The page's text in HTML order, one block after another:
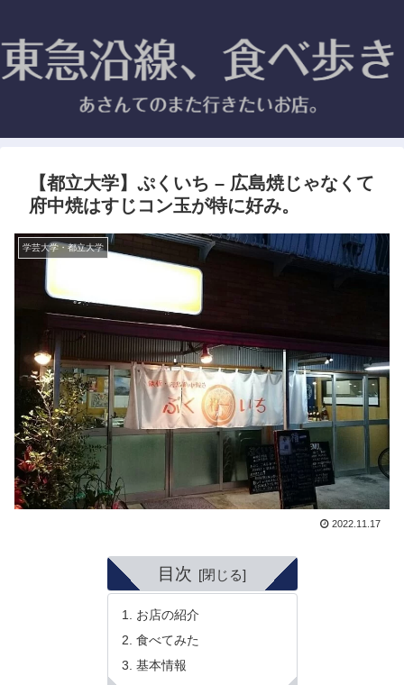
【都立大学】ぷくいち – 広島焼じゃなくて
府中焼はすじコン玉が特に好み。
学芸大学・都立大学
2022.11.17
目次
お店の紹介
食べてみた
基本情報